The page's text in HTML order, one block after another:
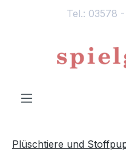
Tel.: 03578
Plüschtiere und